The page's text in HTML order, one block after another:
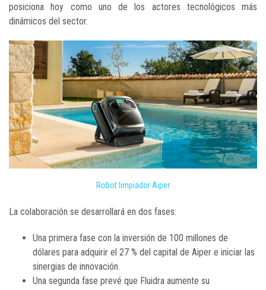
posiciona hoy como uno de los actores tecnológicos más
dinámicos del sector.
Robot limpiador Aiper
La colaboración se desarrollará en dos fases:
Una primera fase con la inversión de 100 millones de
dólares para adquirir el 27 % del capital de Aiper e iniciar las
sinergias de innovación.
Una segunda fase prevé que Fluidra aumente su